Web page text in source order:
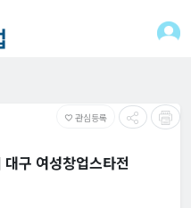
favorite_border 관심등록
구 여성창업스타전